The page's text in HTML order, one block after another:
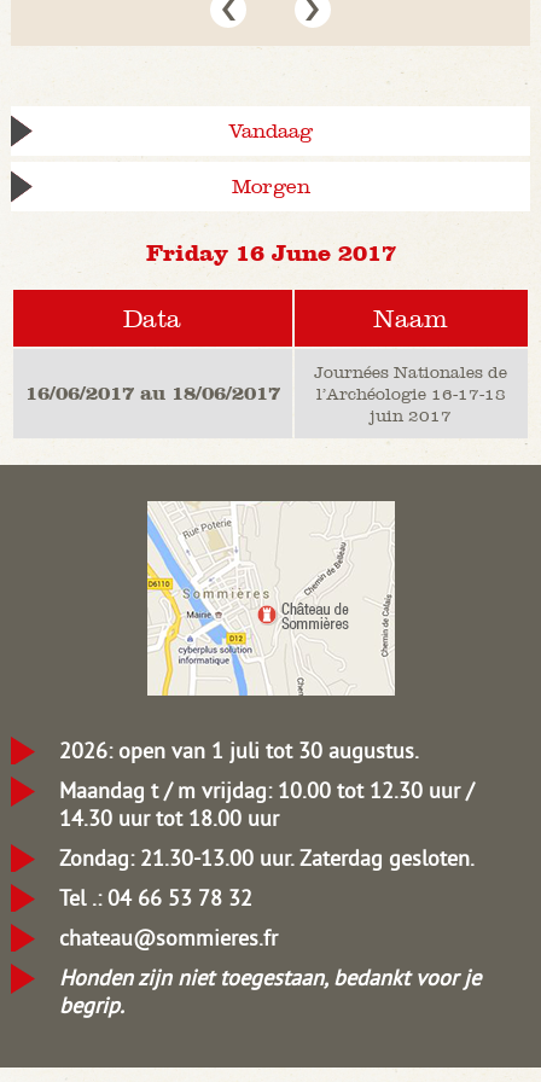
Vandaag
Morgen
Friday 16 June 2017
Data Naam
16/06/2017 au 18/06/2017
Journées Nationales de
l’Archéologie 16-17-18
juin 2017
2026: open van 1 juli tot 30 augustus.
Maandag t / m vrijdag: 10.00 tot 12.30 uur /
14.30 uur tot 18.00 uur
Zondag: 21.30-13.00 uur.Zaterdag gesloten.
Tel .: 04 66 53 78 32
chateau@sommieres.fr
Honden zijn niet toegestaan, bedankt voor je
begrip.